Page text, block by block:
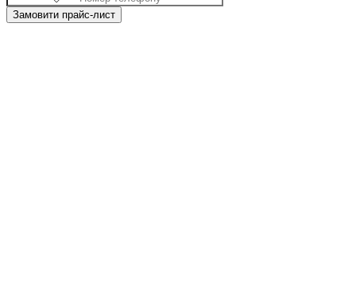
Замовити прайс-лист